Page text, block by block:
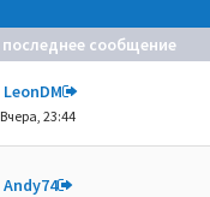
последнее сообщение
LeonDM
Вчера, 23:44
Andy74